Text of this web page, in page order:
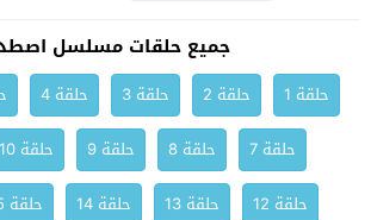
جميع حلقات مسلسل
حلقة 1 حلقة 2 حلقة 3 حلقة 4
حلقة 7
حلقة 8 حلقة 9 حلقة 10
حلقة 12
حلقة 13 حلقة 14 حلقة 15